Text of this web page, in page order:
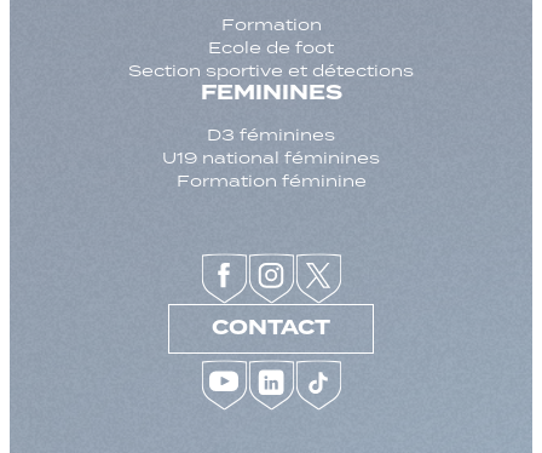
Formation
Ecole de foot
Section sportive et détections
FEMININES
D3 féminines
U19 national féminines
Formation féminine
CONTACT